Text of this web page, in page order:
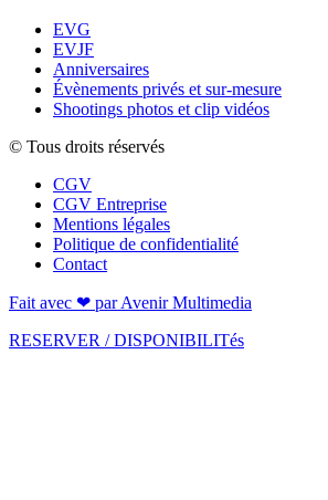
EVG
EVJF
Anniversaires
Évènements privés et sur-mesure
Shootings photos et clip vidéos
© Tous droits réservés
CGV
CGV Entreprise
Mentions légales
Politique de confidentialité
Contact
Fait avec ❤ parAvenir Multimedia
RESERVER / DISPONIBILITés